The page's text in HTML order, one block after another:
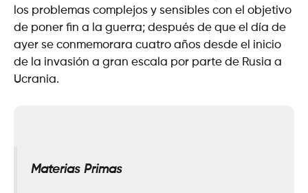
los problemas complejos y sensibles con el objetivo
de poner fin a la guerra; después de que el día de
ayer se conmemorara cuatro años desde el inicio
de la invasión a gran escala por parte de Rusia a
Ucrania.
Materias Primas